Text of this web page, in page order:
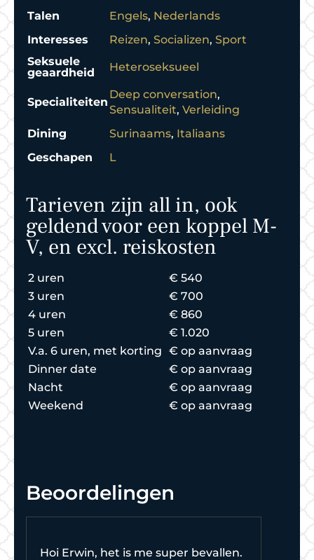
Talen
Engels, Nederlands
Interesses
Reizen,Socializen,Sport
Seksuele
geaardheid
Heteroseksueel
Specialiteiten
Deep conversation,
Sensualiteit,Verleiding
Dining
Surinaams, Italiaans
Geschapen
L
Tarieven zijn all in, ook
geldend voor een koppel M-
V, en excl. reiskosten
2 uren
€ 540
3 uren
€ 700
4 uren
€ 860
5 uren
€ 1.020
V.a. 6 uren, met korting € op aanvraag
Dinner date
€ op aanvraag
Nacht
€ op aanvraag
Weekend
€ op aanvraag
Beoordelingen
Hoi Erwin, het is me super bevallen.